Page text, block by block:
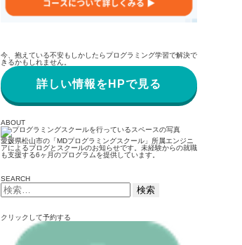
今、抱えている不安もしかしたらプログラミング学習で解決で
きるかもしれません。
詳しい情報をHPで見る
ABOUT
愛媛県松山市の「MDプログラミングスクール」所属エンジニ
アによるブログとスクールのお知らせです。未経験からの就職
も支援する6ヶ月のプログラムを提供しています。
SEARCH
検
索:
クリックして予約する